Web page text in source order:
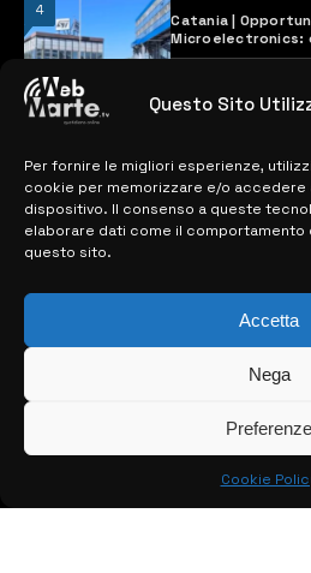
Questo Sito
Per fornire le migliori esperienze,
cookie per memorizzare e/o accedere
dispositivo. Il consenso a queste
elaborare dati come il comportamento
questo sito.
Accetta
Nega
Preferenze
Cookie
4
Catania |
Microelectronics:
previste
MAPPA DEL SITO
> NOTIZIE